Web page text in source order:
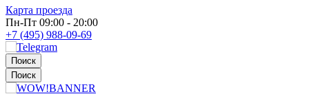
Карта проезда
Пн-Пт 09:00 - 20:00
+7 (495) 988-09-69
Поиск
Поиск